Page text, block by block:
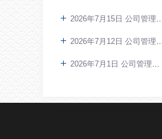
2026年7月15日 公司管理层与沙特影视机构进行远程电话会议。
2026年7月12日 公司管理层与土耳其文化旅游部相关部门进行远程电话会议。
2026年7月1日 公司管理层在越南工作。